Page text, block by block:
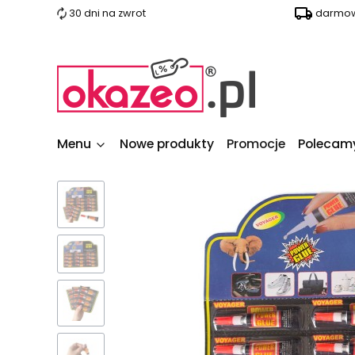
30 dni na zwrot
Menu Nowe produkty Promocje